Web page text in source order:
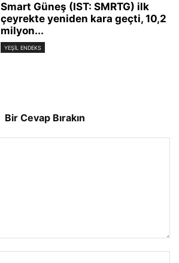
Smart Güneş (IST: SMRTG) ilk
çeyrekte yeniden kara geçti, 10,2
milyon...
YEŞIL ENDEKS
Bir Cevap Bırakın